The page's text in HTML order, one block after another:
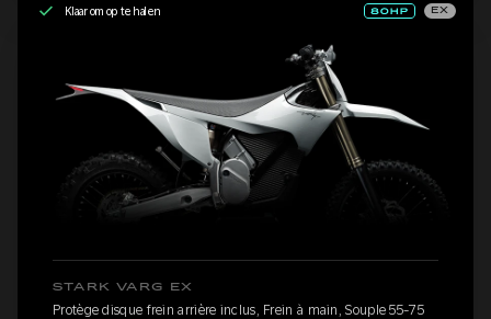
Klaar om op te halen EX
STARK VARG EX
Protège disque frein arrière inclus, Frein à main, Souple 55-75